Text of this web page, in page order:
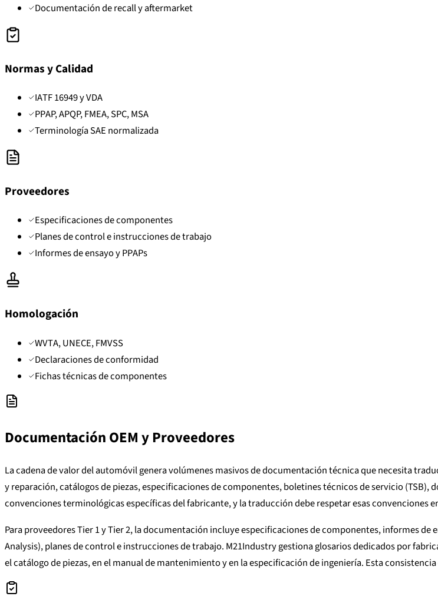
Documentación de recall y aftermarket
Normas y Calidad
IATF 16949 y VDA
PPAP, APQP, FMEA, SPC, MSA
Terminología SAE normalizada
Proveedores
Especificaciones de componentes
Planes de control e instrucciones de trabajo
Informes de ensayo y PPAPs
Homologación
WVTA, UNECE, FMVSS
Declaraciones de conformidad
Fichas técnicas de componentes
Documentación OEM y Proveedores
La cadena de valor del automóvil genera volúmenes masivos de documentación técnica que necesita
y reparación, catálogos de piezas, especificaciones de componentes, boletines técnicos de servicio
convenciones terminológicas específicas del fabricante, y la traducción debe respetar esas convenciones
Para proveedores Tier 1 y Tier 2, la documentación incluye especificaciones de componentes, informes de
Analysis), planes de control e instrucciones de trabajo. M21Industry gestiona glosarios dedicados por
el catálogo de piezas, en el manual de mantenimiento y en la especificación de ingeniería. Esta